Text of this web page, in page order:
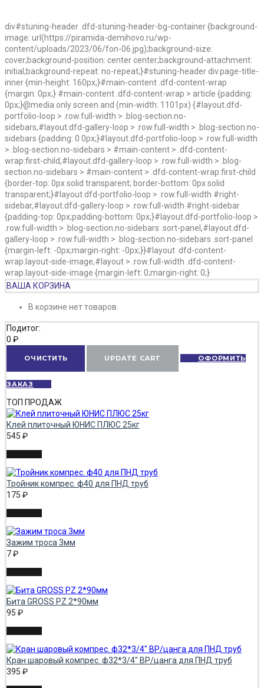
div#stuning-header .dfd-stuning-header-bg-container {background-
image: url(https://piramida-demihovo.ru/wp-
content/uploads/2023/06/fon-06.jpg);background-size:
cover;background-position: center center;background-attachment:
initial;background-repeat: no-repeat;}#stuning-header div.page-title-
inner {min-height: 160px;}#main-content .dfd-content-wrap
{margin: 0px;} #main-content .dfd-content-wrap > article {padding:
0px;}@media only screen and (min-width: 1101px) {#layout.dfd-
portfolio-loop > .row.full-width > .blog-section.no-
sidebars,#layout.dfd-gallery-loop > .row.full-width > .blog-section.no-
sidebars {padding: 0 0px;}#layout.dfd-portfolio-loop > .row.full-width
> .blog-section.no-sidebars > #main-content > .dfd-content-
wrap:first-child,#layout.dfd-gallery-loop > .row.full-width > .blog-
section.no-sidebars > #main-content > .dfd-content-wrap:first-child
{border-top: 0px solid transparent; border-bottom: 0px solid
transparent;}#layout.dfd-portfolio-loop > .row.full-width #right-
sidebar,#layout.dfd-gallery-loop > .row.full-width #right-sidebar
{padding-top: 0px;padding-bottom: 0px;}#layout.dfd-portfolio-loop >
.row.full-width > .blog-section.no-sidebars .sort-panel,#layout.dfd-
gallery-loop > .row.full-width > .blog-section.no-sidebars .sort-panel
{margin-left: -0px;margin-right: -0px;}}#layout .dfd-content-
wrap.layout-side-image,#layout > .row.full-width .dfd-content-
wrap.layout-side-image {margin-left: 0;margin-right: 0;}
ВАША КОРЗИНА
В корзине нет товаров.
Подитог:
0 ₽
ОЧИСТИТЬ UPDATE CART ОФОРМИТЬ
ЗАКАЗ
ТОП ПРОДАЖ
Клей плиточный ЮНИС ПЛЮС 25кг
545 ₽
Тройник компрес. ф40 для ПНД труб
175 ₽
Зажим троса 3мм
7₽
Бита GROSS РZ 2*90мм
95 ₽
Кран шаровый компрес. ф32*3/4" ВР/цанга для ПНД труб
395 ₽